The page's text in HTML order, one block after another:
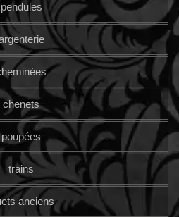
pendules
chenets
poupées
trains
anciens